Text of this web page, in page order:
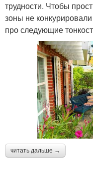
трудности. Чтобы
зоны не
про следующие
читать дальше →